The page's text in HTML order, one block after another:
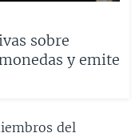
sobre
y emite
del